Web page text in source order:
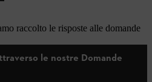
raccolto le risposte alle domande
le nostre Domande